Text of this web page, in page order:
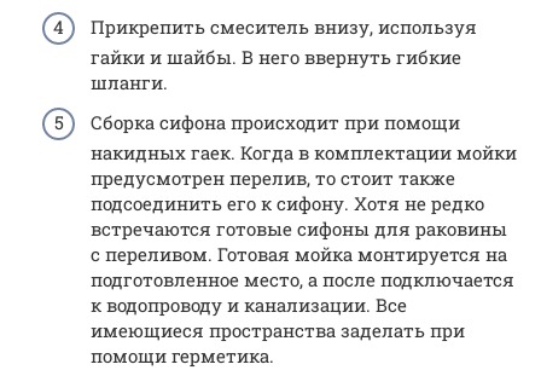
Прикрепить смеситель внизу, используя
гайки и шайбы. В него ввернуть гибкие
шланги.
Сборка сифона происходит при помощи
накидных гаек. Когда в комплектации мойки
предусмотрен перелив, то стоит также
подсоединить его к сифону. Хотя не редко
встречаются готовые сифоны для раковины
с переливом. Готовая мойка монтируется на
подготовленное место, а после подключается
к водопроводу и канализации. Все
имеющиеся пространства заделать при
помощи герметика.